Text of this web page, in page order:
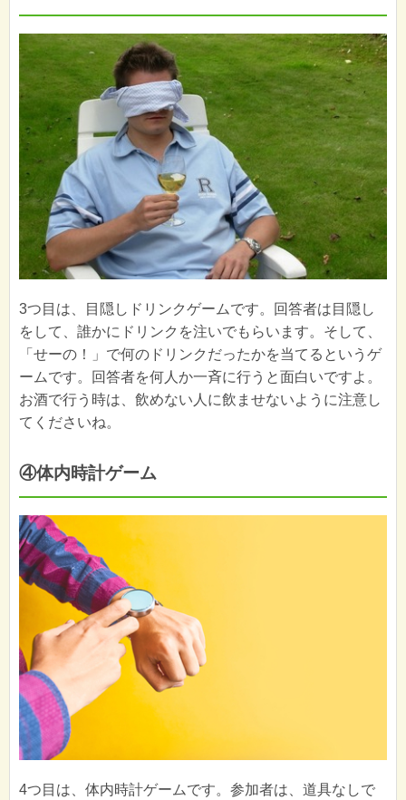
3つ目は、目隠しドリンクゲームです。回答者は目隠し
をして、誰かにドリンクを注いでもらいます。そして、
「せーの！」で何のドリンクだったかを当てるというゲ
ームです。回答者を何人か一斉に行うと面白いですよ。
お酒で行う時は、飲めない人に飲ませないように注意し
てくださいね。
④体内時計ゲーム
4つ目は、体内時計ゲームです。参加者は、道具なしで